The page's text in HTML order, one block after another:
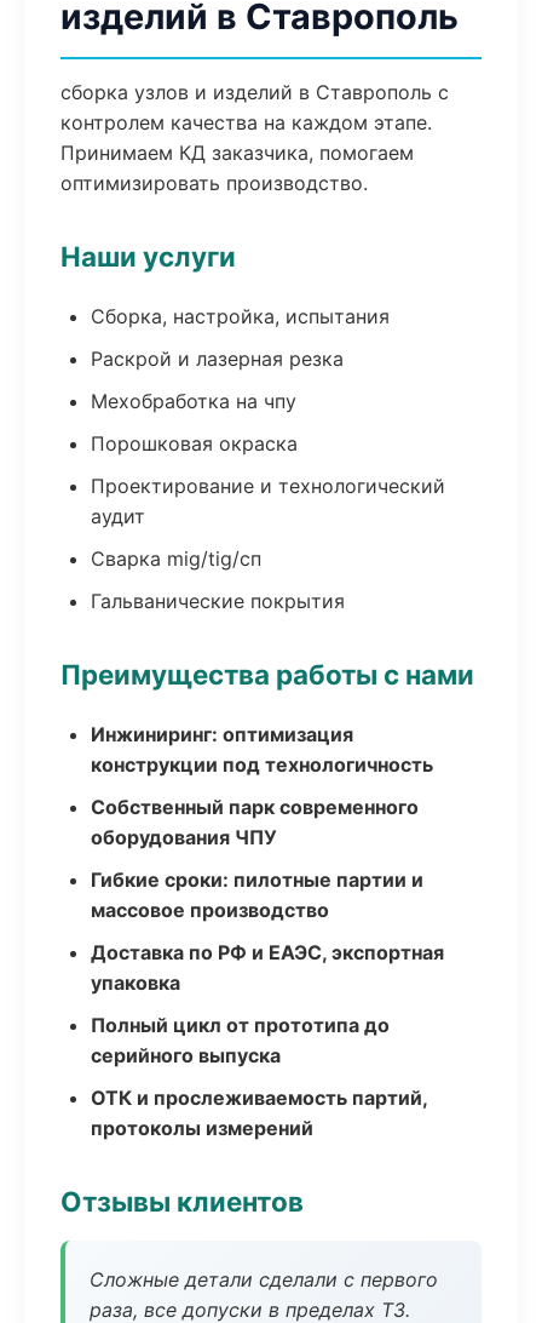
изделий в Ставрополь
сборка узлов и изделий в Ставрополь с
контролем качества на каждом этапе.
Принимаем КД заказчика, помогаем
оптимизировать производство.
Наши услуги
Сборка, настройка, испытания
Раскрой и лазерная резка
Мехобработка на чпу
Порошковая окраска
Проектирование и технологический
аудит
Сварка mig/tig/сп
Гальванические покрытия
Преимущества работы с нами
Инжиниринг: оптимизация
конструкции под технологичность
Собственный парк современного
оборудования ЧПУ
Гибкие сроки: пилотные партии и
массовое производство
Доставка по РФ и ЕАЭС, экспортная
упаковка
Полный цикл от прототипа до
серийного выпуска
ОТК и прослеживаемость партий,
протоколы измерений
Отзывы клиентов
Сложные детали сделали с первого
раза, все допуски в пределах ТЗ.